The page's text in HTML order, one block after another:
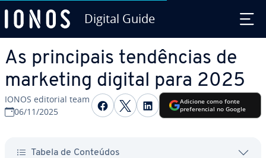
Digital Guide
As prin­ci­pais ten­dên­cias de
marketing digital para 2025
IONOS editorial team
06/11/2025
Com­par­ti­lhar no Facebook
Com­par­ti­lhar no
Com­par­ti­lhar no
Adicione como fonte
pre­fe­ren­cial no Google
Tabela de Conteúdos